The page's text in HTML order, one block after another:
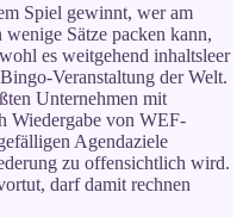
Spiel gewinnt, wer am
Sätze packen kann,
es weitgehend inhaltsleer
Veranstaltung der Welt.
Unternehmen mit
Wiedergabe von WEF-
Agendaziele
zu offensichtlich wird.
darf damit rechnen